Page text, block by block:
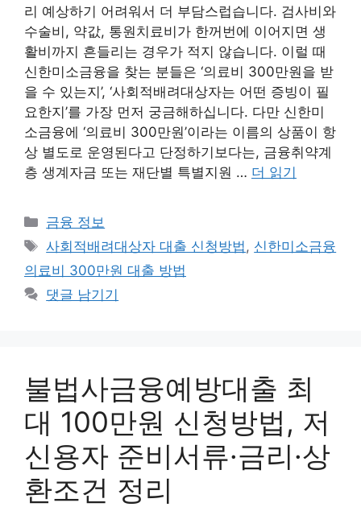
리 예상하기 어려워서 더 부담스럽습니다. 검사비와
수술비, 약값, 통원치료비가 한꺼번에 이어지면 생
활비까지 흔들리는 경우가 적지 않습니다. 이럴 때
신한미소금융을 찾는 분들은 ‘의료비 300만원을 받
을 수 있는지’, ‘사회적배려대상자는 어떤 증빙이 필
요한지’를 가장 먼저 궁금해하십니다. 다만 신한미
소금융에 ‘의료비 300만원’이라는 이름의 상품이 항
상 별도로 운영된다고 단정하기보다는, 금융취약계
층 생계자금 또는 재단별 특별지원 … 더 읽기
카
테
고
리
금융 정보
태
그
사회적배려대상자 대출 신청방법 , 신한미소금융
의료비 300만원 대출 방법
댓글 남기기
불법사금융예방대출 최
대 100만원 신청방법, 저
신용자 준비서류·금리·상
환조건 정리